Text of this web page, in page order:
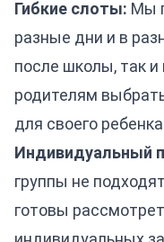
Гибкие слоты: Мы
разные дни и в
после школы, так
родителям
для своего
Индивидуальный
группы не
готовы